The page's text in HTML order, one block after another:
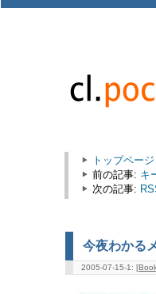
トップページ
前の記事: キ
次の記事:
今夜わかる
2005-07-15-1: [